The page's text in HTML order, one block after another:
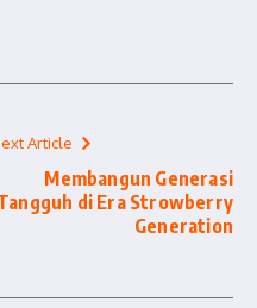
Article
Membangun Generasi
di Era Strowberry
Generation